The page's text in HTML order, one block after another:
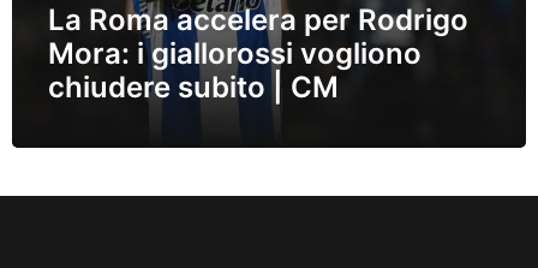
La Roma accelera per Rodrigo
Mora: i giallorossi vogliono
chiudere subito | CM